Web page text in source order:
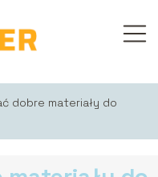
dobre materiały do